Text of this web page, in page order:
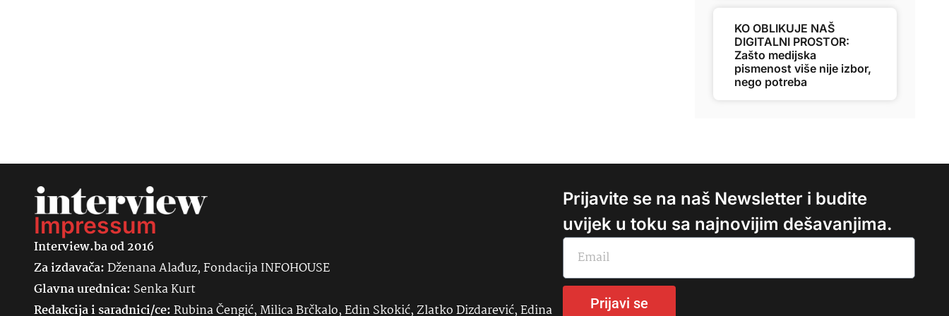
KO OBLIKUJE NAŠ
DIGITALNI PROSTOR:
Zašto medijska
pismenost više nije izbor,
nego potreba
Impressum
Interview.ba od 2016
Za izdavača:Dženana Alađuz, Fondacija INFOHOUSE
Glavna urednica: SenkaKurt
Redakcija i saradnici/ce:Rubina Čengić, Milica Brčkalo, Edin Skokić, Zlatko Dizdarević, Edina
Prijavite se na naš Newsletter i budite
uvijek u toku sa najnovijim dešavanjima.
Prijavi se